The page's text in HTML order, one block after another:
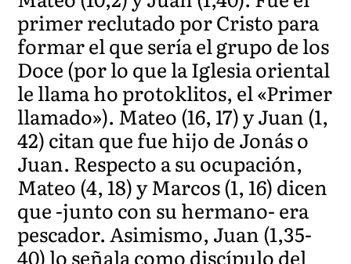
primer reclutado por Cristo para
formar el que sería el grupo de los
Doce (por lo que la Iglesia oriental
le llama ho protoklitos, el «Primer
llamado»). Mateo (16, 17) y Juan (1,
42) citan que fue hijo de Jonás o
Juan. Respecto a su ocupación,
Mateo (4, 18) y Marcos (1, 16) dicen
que -junto con su hermano- era
pescador. Asimismo, Juan (1,35-
40) lo señala como discípulo del